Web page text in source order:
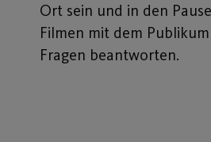
Ort sein und in den
Filmen mit dem
Fragen beantworten.